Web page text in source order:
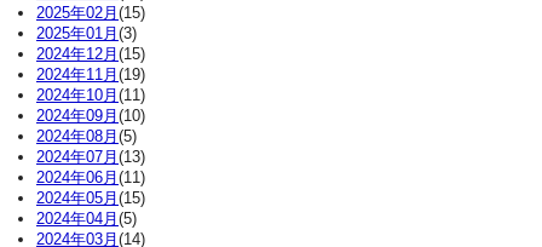
2025年02月 (15)
2025年01月 (3)
2024年12月 (15)
2024年11月 (19)
2024年10月 (11)
2024年09月 (10)
2024年08月 (5)
2024年07月 (13)
2024年06月 (11)
2024年05月 (15)
2024年04月 (5)
2024年03月 (14)